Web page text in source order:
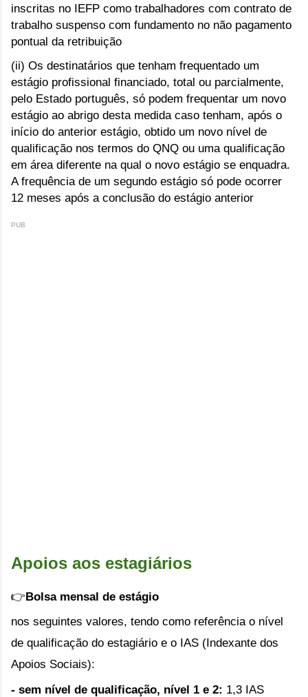
inscritas no IEFP como trabalhadores com contrato de
trabalho suspenso com fundamento no não pagamento
pontual da retribuição
(ii) Os destinatários que tenham frequentado um
estágio profissional financiado, total ou parcialmente,
pelo Estado português, só podem frequentar um novo
estágio ao abrigo desta medida caso tenham, após o
início do anterior estágio, obtido um novo nível de
qualificação nos termos do QNQ ou uma qualificação
em área diferente na qual o novo estágio se enquadra.
A frequência de um segundo estágio só pode ocorrer
12 meses após a conclusão do estágio anterior
PUB
Apoios aos estagiários
👉Bolsa mensal de estágio
nos seguintes valores, tendo como referência o nível
de qualificação do estagiário e o IAS (Indexante dos
Apoios Sociais):
- sem nível de qualificação, nível 1 e 2: 1,3 IAS